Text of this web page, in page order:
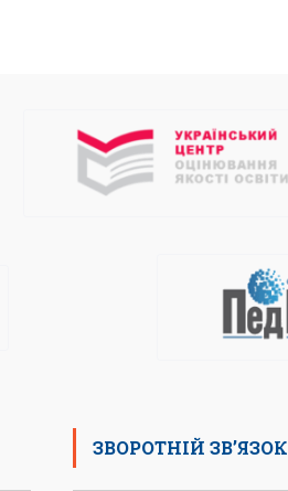
ЗВОРОТНІЙ ЗВ’ЯЗОК